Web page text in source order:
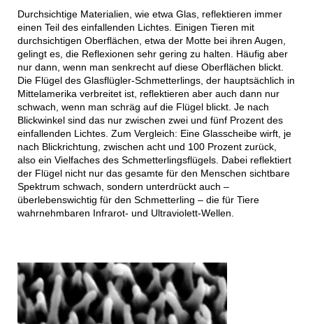
Durchsichtige Materialien, wie etwa Glas, reflektieren immer
einen Teil des einfallenden Lichtes. Einigen Tieren mit
durchsichtigen Oberflächen, etwa der Motte bei ihren Augen,
gelingt es, die Reflexionen sehr gering zu halten. Häufig aber
nur dann, wenn man senkrecht auf diese Oberflächen blickt.
Die Flügel des Glasflügler-Schmetterlings, der hauptsächlich in
Mittelamerika verbreitet ist, reflektieren aber auch dann nur
schwach, wenn man schräg auf die Flügel blickt. Je nach
Blickwinkel sind das nur zwischen zwei und fünf Prozent des
einfallenden Lichtes. Zum Vergleich: Eine Glasscheibe wirft, je
nach Blickrichtung, zwischen acht und 100 Prozent zurück,
also ein Vielfaches des Schmetterlingsflügels. Dabei reflektiert
der Flügel nicht nur das gesamte für den Menschen sichtbare
Spektrum schwach, sondern unterdrückt auch –
überlebenswichtig für den Schmetterling – die für Tiere
wahrnehmbaren Infrarot- und Ultraviolett-Wellen.